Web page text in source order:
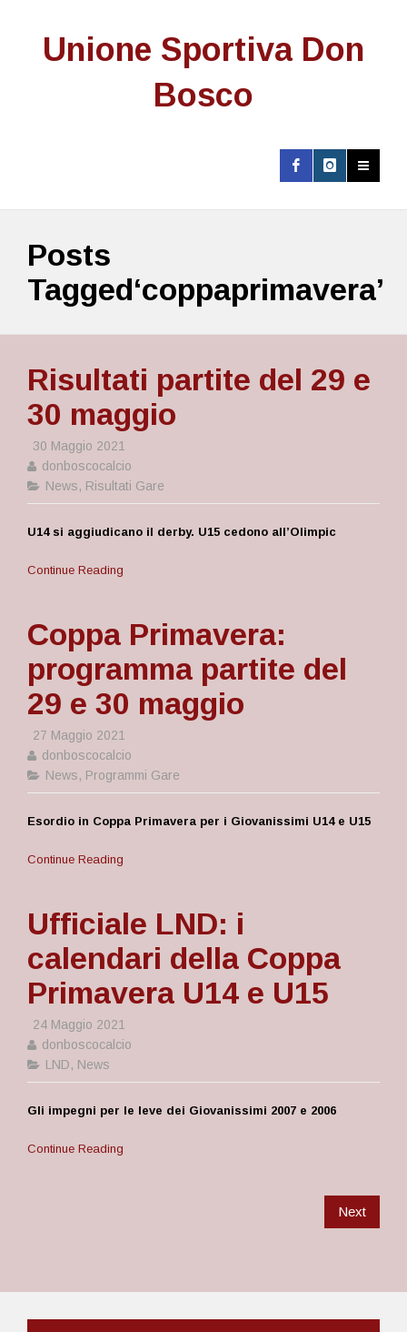
Unione Sportiva Don
Bosco
Posts
Tagged‘coppaprimavera’
Risultati partite del 29 e
30 maggio
30 Maggio 2021
donboscocalcio
News, Risultati Gare
U14 si aggiudicano il derby. U15 cedono all’Olimpic
Continue Reading
Coppa Primavera:
programma partite del
29 e 30 maggio
27 Maggio 2021
donboscocalcio
News, Programmi Gare
Esordio in Coppa Primavera per i Giovanissimi U14 e U15
Continue Reading
Ufficiale LND: i
calendari della Coppa
Primavera U14 e U15
24 Maggio 2021
donboscocalcio
LND, News
Gli impegni per le leve dei Giovanissimi 2007 e 2006
Continue Reading
Next